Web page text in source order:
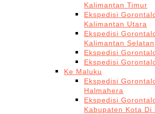
Kalimantan Timur
Ekspedisi
Kalimantan Utara
Ekspedisi
Kalimantan Selatan
Ekspedisi
Ekspedisi
Ke Maluku
Ekspedisi
Halmahera
Ekspedisi
Kabupaten Kota Di